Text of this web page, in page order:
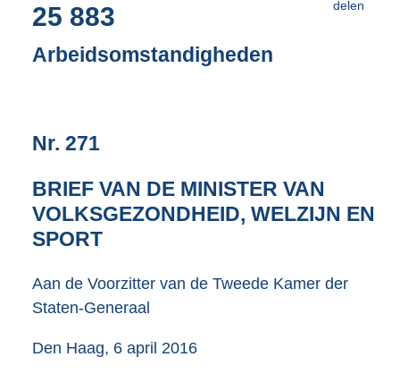
s
e
:
b
25 883
Arbeidsomstandigheden
Nr. 271
BRIEF VAN DE MINISTER VAN
VOLKSGEZONDHEID, WELZIJN EN
SPORT
Aan de Voorzitter van de Tweede Kamer der
Staten-Generaal
Den Haag, 6 april 2016